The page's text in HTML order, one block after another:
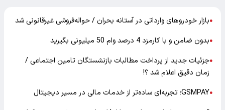
●بازار خودرو‌های وارداتی در آستانه بحران / حواله‌فروشی غیرقانونی شد
●بدون ضامن و با کارمزد 4 درصد وام 50 میلیونی بگیرید
●جزئیات جدید از پرداخت مطالبات بازنشستگان تامین اجتماعی /
زمان دقیق اعلام شد ؟!
●GSMPAY؛ تجربه‌ای ساده‌تر از خدمات مالی در مسیر دیجیتال